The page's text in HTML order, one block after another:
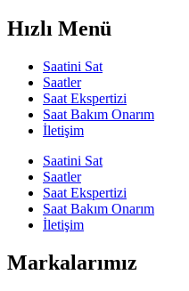
Hızlı Menü
Saatini Sat
Saatler
Saat Ekspertizi
Saat Bakım Onarım
İletişim
Saatini Sat
Saatler
Saat Ekspertizi
Saat Bakım Onarım
İletişim
Markalarımız